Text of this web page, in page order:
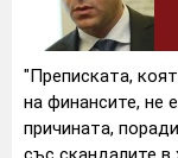
"Преписката,
на финансите, не
причината,